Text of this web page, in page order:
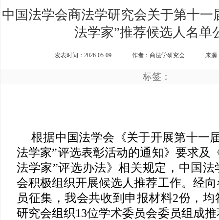
中国法学会商法学研究会关于第十一
法学家”推荐候选人名单
发表时间：2026-05-09 作者：商法学研究会 来源
标签：
根据中国法学会《关于开展第十一
法学家”评选表彰活动的通知》要求及
法学家”评选办法》相关规定，中国
会积极组织开展候选人推荐工作。经
员征集，我会共收到申报材料2份，
研究会组织13位学术委员会委员组成